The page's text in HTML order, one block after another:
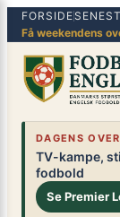
Spring
indhold
FORSIDE
Få weekendens
DAGENS
TV-kampe,
fodbold
Se Premier